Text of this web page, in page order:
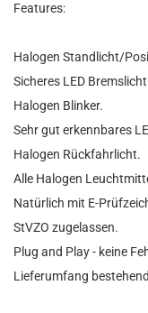
Features:
Halogen Standlicht/
Sicheres LED
Halogen Blinker.
Sehr gut erkennbares
Halogen Rückfahrlicht.
Alle Halogen
Natürlich mit E-
StVZO zugelassen.
Plug and Play - keine
Lieferumfang